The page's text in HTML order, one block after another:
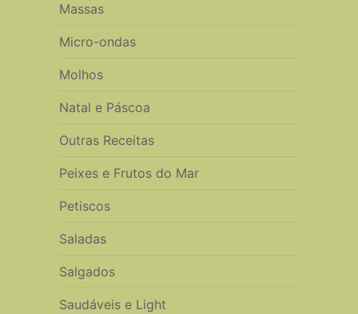
Massas
Micro-ondas
Molhos
Natal e Páscoa
Outras Receitas
Peixes e Frutos do Mar
Petiscos
Saladas
Salgados
Saudáveis e Light